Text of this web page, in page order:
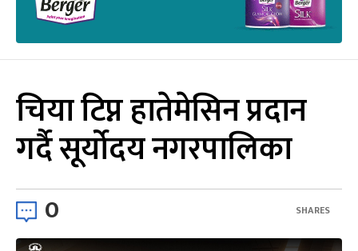
चिया टिप्न हातेमेसिन प्रदान
गर्दै सूर्योदय नगरपालिका
0 SHARES